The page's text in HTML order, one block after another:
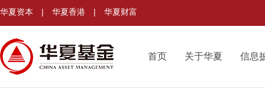
华夏资本 | 华夏香港 | 华夏财富
首页 关于华夏 信息